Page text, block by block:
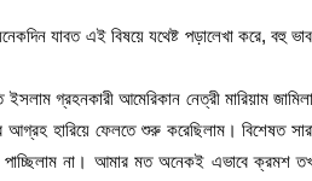
যাবত এই বিষয়ে যথেষ্ট পড়ালেখা করে, বহু
গ্রহনকারী আমেরিকান নেত্রী মারিয়াম
আগ্রহ হারিয়ে ফেলতে শুরু করেছিলাম। বিশেষত
না। আমার মত অনেকই এভাবে ক্রমশ